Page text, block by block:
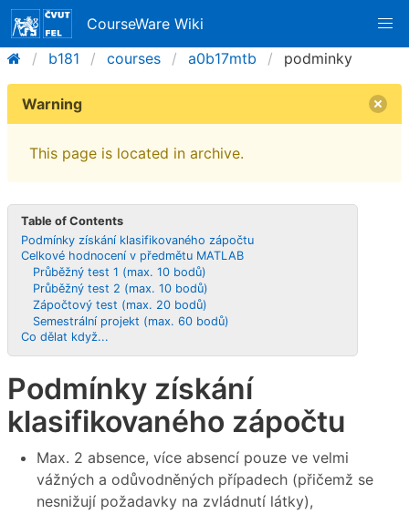
CourseWare Wiki
b181
courses a0b17mtb podminky
Warning
This page is located in archive.
Table of Contents
Podmínky získání klasifikovaného zápočtu
Celkové hodnocení v předmětu MATLAB
Průběžný test 1 (max. 10 bodů)
Průběžný test 2 (max. 10 bodů)
Zápočtový test (max. 20 bodů)
Semestrální projekt (max. 60 bodů)
Co dělat když...
Podmínky získání
klasifikovaného zápočtu
Max. 2 absence, více absencí pouze ve velmi
vážných a odůvodněných případech (přičemž se
nesnižují požadavky na zvládnutí látky),